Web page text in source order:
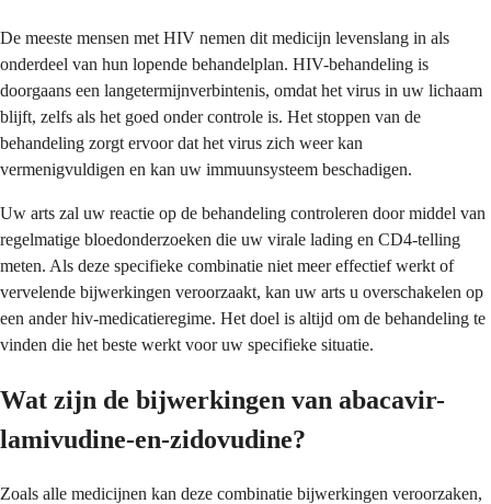
De meeste mensen met HIV nemen dit medicijn levenslang in als
onderdeel van hun lopende behandelplan. HIV-behandeling is
doorgaans een langetermijnverbintenis, omdat het virus in uw lichaam
blijft, zelfs als het goed onder controle is. Het stoppen van de
behandeling zorgt ervoor dat het virus zich weer kan
vermenigvuldigen en kan uw immuunsysteem beschadigen.
Uw arts zal uw reactie op de behandeling controleren door middel van
regelmatige bloedonderzoeken die uw virale lading en CD4-telling
meten. Als deze specifieke combinatie niet meer effectief werkt of
vervelende bijwerkingen veroorzaakt, kan uw arts u overschakelen op
een ander hiv-medicatieregime. Het doel is altijd om de behandeling te
vinden die het beste werkt voor uw specifieke situatie.
Wat zijn de bijwerkingen van abacavir-
lamivudine-en-zidovudine?
Zoals alle medicijnen kan deze combinatie bijwerkingen veroorzaken,